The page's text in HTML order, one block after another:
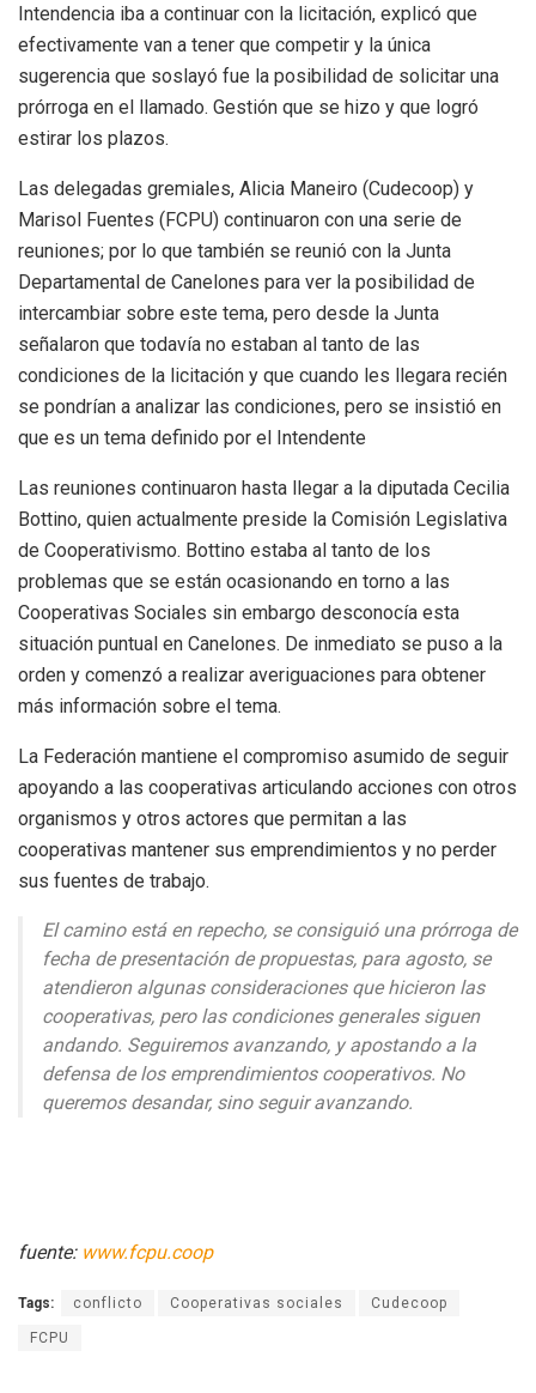
Intendencia iba a continuar con la licitación, explicó que
efectivamente van a tener que competir y la única
sugerencia que soslayó fue la posibilidad de solicitar una
prórroga en el llamado. Gestión que se hizo y que logró
estirar los plazos.
Las delegadas gremiales, Alicia Maneiro (Cudecoop) y
Marisol Fuentes (FCPU) continuaron con una serie de
reuniones; por lo que también se reunió con la Junta
Departamental de Canelones para ver la posibilidad de
intercambiar sobre este tema, pero desde la Junta
señalaron que todavía no estaban al tanto de las
condiciones de la licitación y que cuando les llegara recién
se pondrían a analizar las condiciones, pero se insistió en
que es un tema definido por el Intendente
Las reuniones continuaron hasta llegar a la diputada Cecilia
Bottino, quien actualmente preside la Comisión Legislativa
de Cooperativismo. Bottino estaba al tanto de los
problemas que se están ocasionando en torno a las
Cooperativas Sociales sin embargo desconocía esta
situación puntual en Canelones. De inmediato se puso a la
orden y comenzó a realizar averiguaciones para obtener
más información sobre el tema.
La Federación mantiene el compromiso asumido de seguir
apoyando a las cooperativas articulando acciones con otros
organismos y otros actores que permitan a las
cooperativas mantener sus emprendimientos y no perder
sus fuentes de trabajo.
El camino está en repecho, se consiguió una prórroga de
fecha de presentación de propuestas, para agosto, se
atendieron algunas consideraciones que hicieron las
cooperativas, pero las condiciones generales siguen
andando. Seguiremos avanzando, y apostando a la
defensa de los emprendimientos cooperativos. No
queremos desandar, sino seguir avanzando.
fuente: www.fcpu.coop
Tags: conflicto Cooperativas sociales Cudecoop
FCPU